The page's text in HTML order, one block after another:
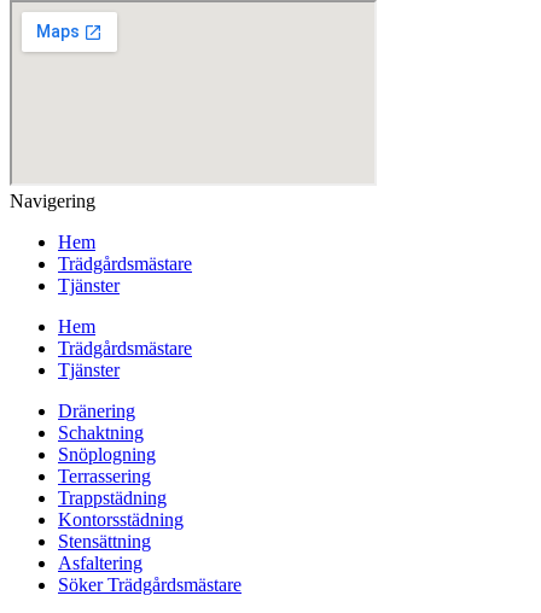
Navigering
Hem
Trädgårdsmästare
Tjänster
Hem
Trädgårdsmästare
Tjänster
Dränering
Schaktning
Snöplogning
Terrassering
Trappstädning
Kontorsstädning
Stensättning
Asfaltering
Söker Trädgårdsmästare